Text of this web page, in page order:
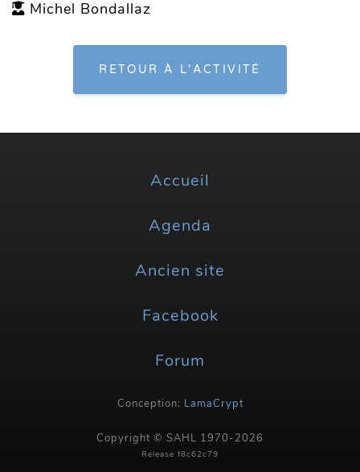
Michel Bondallaz
RETOUR À L'ACTIVITÉ
Accueil
Agenda
Ancien site
Facebook
Forum
Conception: LamaCrypt
Copyright © SAHL 1970-2026
Release f8c62c79